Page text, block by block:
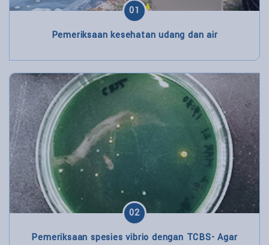
01
Pemeriksaan kesehatan udang dan air
02
Pemeriksaan spesies vibrio dengan TCBS- Agar